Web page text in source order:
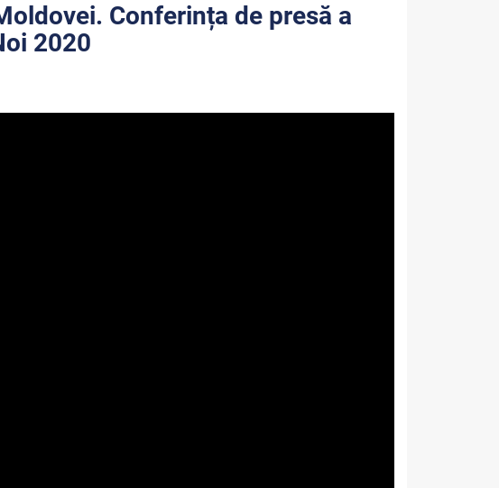
Conferința de presă a
2020